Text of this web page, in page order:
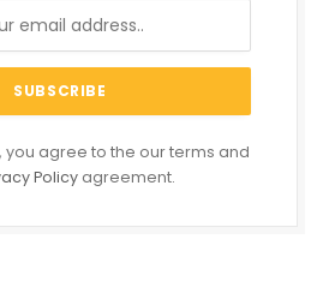
you agree to the our terms and
Policy agreement.